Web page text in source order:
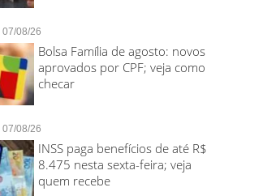
07/08/26
Bolsa Família de agosto: novos
aprovados por CPF; veja como
checar
07/08/26
INSS paga benefícios de até R$
8.475 nesta sexta-feira; veja
quem recebe